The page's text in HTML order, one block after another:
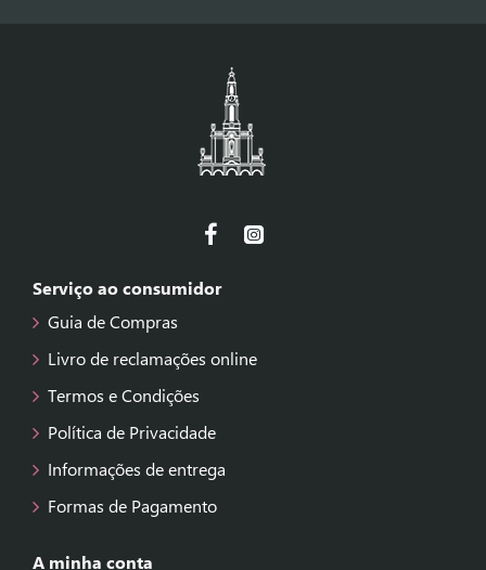
Serviço ao consumidor
Guia de Compras
Livro de reclamações online
Termos e Condições
Política de Privacidade
Informações de entrega
Formas de Pagamento
A minha conta